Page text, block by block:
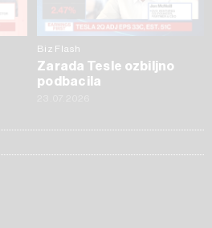
Biz Flash
Zarada Tesle ozbiljno
podbacila